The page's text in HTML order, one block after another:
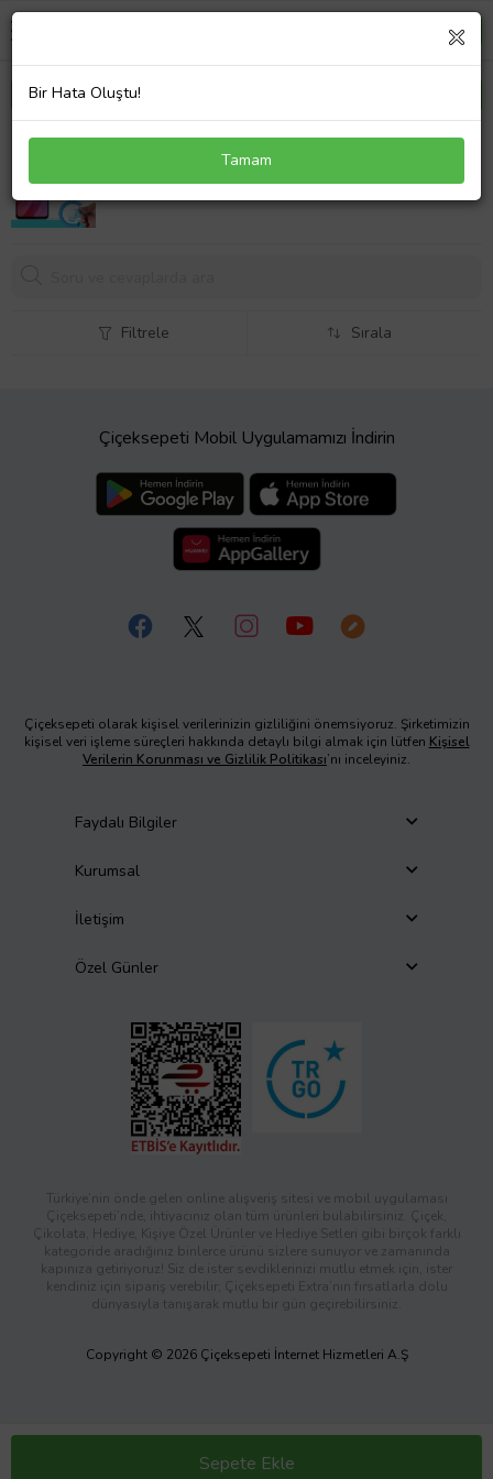
Microsonic Oppo A96 Nano Glass Cam Ekran
Koruyucu (Renksiz)
Sepete Ekle
Filtrele Sırala
Çiçeksepeti Mobil Uygulamamızı İndirin
Çiçeksepeti olarak kişisel verilerinizin gizliliğini önemsiyoruz. Şirketimizin
kişisel veri işleme süreçleri hakkında detaylı bilgi almak için lütfen Kişisel
Verilerin Korunması ve Gizlilik Politikası’nı inceleyiniz.
Faydalı Bilgiler
Kurumsal
İletişim
Özel Günler
Türkiye’nin önde gelen online alışveriş sitesi ve mobil uygulaması
Çiçeksepeti’nde, ihtiyacınız olan tüm ürünleri bulabilirsiniz. Çiçek,
Çikolata, Hediye, Kişiye Özel Ürünler ve Hediye Setleri gibi birçok farklı
kategoride aradığınız binlerce ürünü sizlere sunuyor ve zamanında
kapınıza getiriyoruz! Siz de ister sevdiklerinizi mutlu etmek için, ister
kendiniz için sipariş verebilir; Çiçeksepeti Extra’nın fırsatlarla dolu
dünyasıyla tanışarak mutlu bir gün geçirebilirsiniz.
Copyright © 2026 Çiçeksepeti İnternet Hizmetleri A.Ş
Bir Hata Oluştu!
Tamam